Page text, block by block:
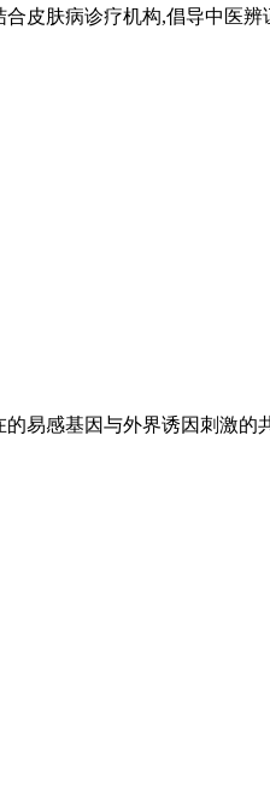
皮肤病诊疗机构,倡导中医
易感基因与外界诱因刺激的